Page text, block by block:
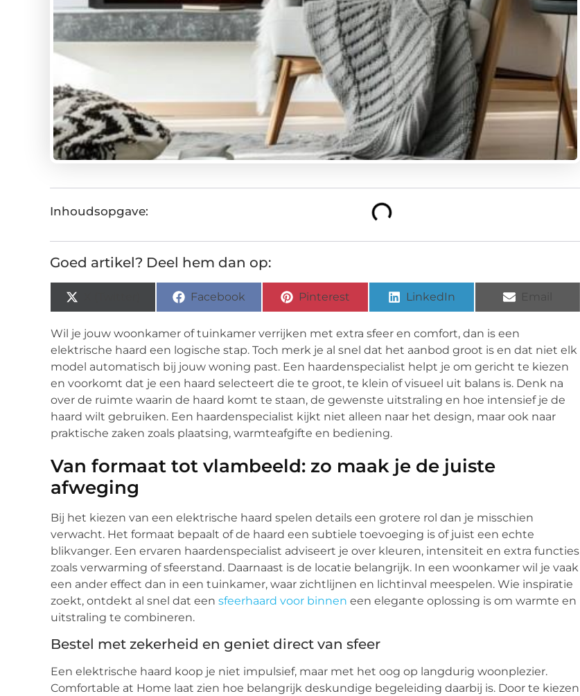
Inhoudsopgave:
Goed artikel? Deel hem dan op:
Facebook Pinterest LinkedIn Email
Wil je jouw woonkamer of tuinkamer verrijken met extra sfeer en comfort, dan is een
elektrische haard een logische stap. Toch merk je al snel dat het aanbod groot is en dat niet elk
model automatisch bij jouw woning past. Een haardenspecialist helpt je om gericht te kiezen
en voorkomt dat je een haard selecteert die te groot, te klein of visueel uit balans is. Denk na
over de ruimte waarin de haard komt te staan, de gewenste uitstraling en hoe intensief je de
haard wilt gebruiken. Een haardenspecialist kijkt niet alleen naar het design, maar ook naar
praktische zaken zoals plaatsing, warmteafgifte en bediening.
Van formaat tot vlambeeld: zo maak je de juiste
afweging
Bij het kiezen van een elektrische haard spelen details een grotere rol dan je misschien
verwacht. Het formaat bepaalt of de haard een subtiele toevoeging is of juist een echte
blikvanger. Een ervaren haardenspecialist adviseert je over kleuren, intensiteit en extra functies
zoals verwarming of sfeerstand. Daarnaast is de locatie belangrijk. In een woonkamer wil je vaak
een ander effect dan in een tuinkamer, waar zichtlijnen en lichtinval meespelen. Wie inspiratie
zoekt, ontdekt al snel dat een sfeerhaard voor binnen een elegante oplossing is om warmte en
uitstraling te combineren.
Bestel met zekerheid en geniet direct van sfeer
Een elektrische haard koop je niet impulsief, maar met het oog op langdurig woonplezier.
Comfortable at Home laat zien hoe belangrijk deskundige begeleiding daarbij is. Door te kiezen